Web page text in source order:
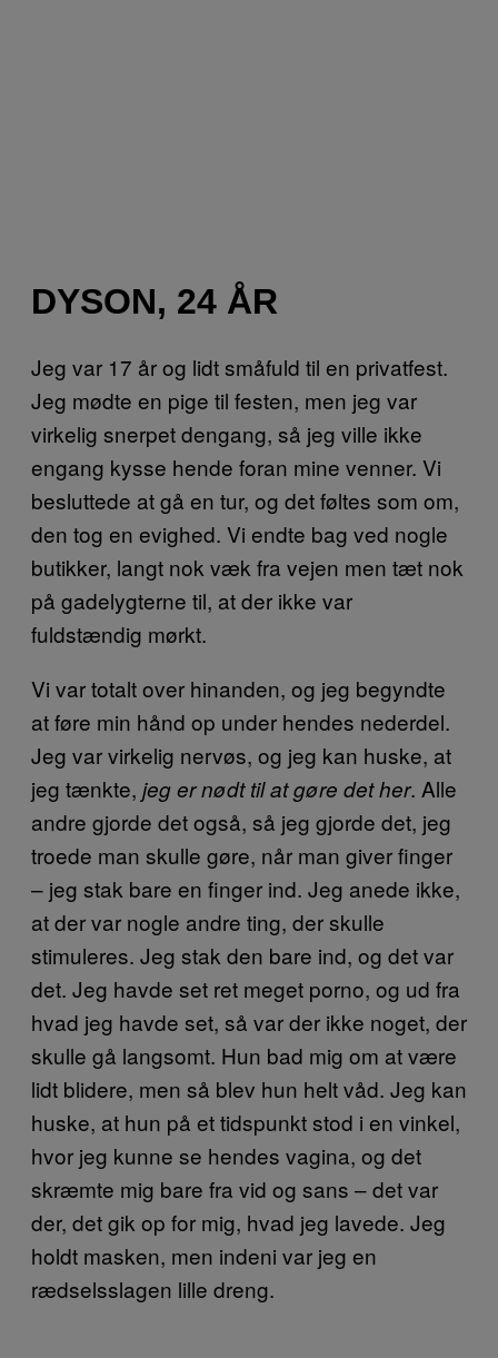
DYSON, 24 ÅR
Jeg var 17 år og lidt småfuld til en privatfest.
Jeg mødte en pige til festen, men jeg var
virkelig snerpet dengang, så jeg ville ikke
engang kysse hende foran mine venner. Vi
besluttede at gå en tur, og det føltes som om,
den tog en evighed. Vi endte bag ved nogle
butikker, langt nok væk fra vejen men tæt nok
på gadelygterne til, at der ikke var
fuldstændig mørkt.
Vi var totalt over hinanden, og jeg begyndte
at føre min hånd op under hendes nederdel.
Jeg var virkelig nervøs, og jeg kan huske, at
jeg tænkte, jeg er nødt til at gøre det her. Alle
andre gjorde det også, så jeg gjorde det, jeg
troede man skulle gøre, når man giver finger
– jeg stak bare en finger ind. Jeg anede ikke,
at der var nogle andre ting, der skulle
stimuleres. Jeg stak den bare ind, og det var
det. Jeg havde set ret meget porno, og ud fra
hvad jeg havde set, så var der ikke noget, der
skulle gå langsomt. Hun bad mig om at være
lidt blidere, men så blev hun helt våd. Jeg kan
huske, at hun på et tidspunkt stod i en vinkel,
hvor jeg kunne se hendes vagina, og det
skræmte mig bare fra vid og sans – det var
der, det gik op for mig, hvad jeg lavede. Jeg
holdt masken, men indeni var jeg en
rædselsslagen lille dreng.